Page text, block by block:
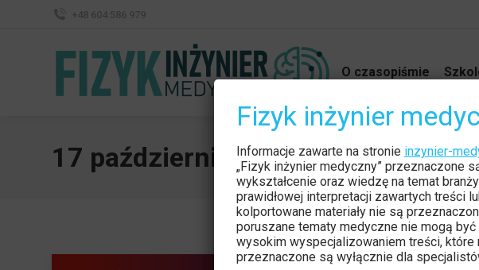
O czasopiśmie
17 października 2024
Fizyk inżynier
Informacje zawarte na stronie inzynier-
„Fizyk inżynier medyczny” przeznaczone
wykształcenie oraz wiedzę na temat
prawidłowej interpretacji zawartych treści
kolportowane materiały nie są
poruszane tematy medyczne nie mogą
wysokim wyspecjalizowaniem treści,
przeznaczone są wyłącznie dla